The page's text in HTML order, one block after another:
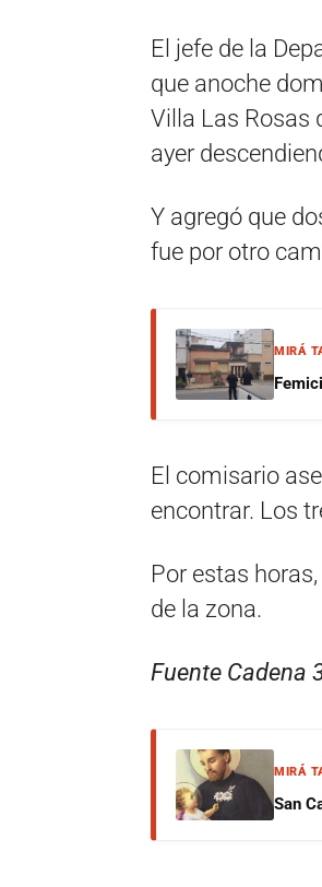
El jefe de la
que anoche
Villa Las Rosas
ayer
Y agregó que
fue por otro
MIRÁ
El comisario
encontrar. Los
Por estas
de la zona.
Fuente Cadena
MIRÁ
San